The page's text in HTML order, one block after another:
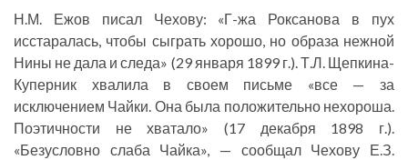
Н.М. Ежов писал Чехову: «Г-жа Роксанова в пух
исстаралась, чтобы сыграть хорошо, но образа нежной
Нины не дала и следа» (29 января 1899 г.). Т.Л. Щепкина-
Куперник хвалила в своем письме «все — за
исключением Чайки. Она была положительно нехороша.
Поэтичности не хватало» (17 декабря 1898 г.).
«Безусловно слаба Чайка», — сообщал Чехову Е.З.